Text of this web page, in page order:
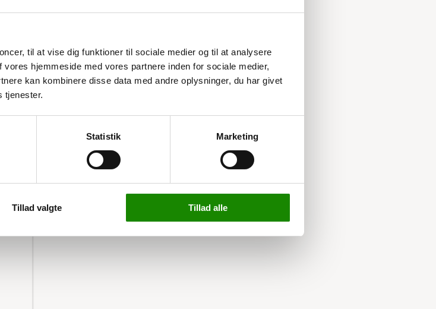
til at vise dig funktioner til sociale medier og til at analysere
hjemmeside med vores partnere inden for sociale medier,
kan kombinere disse data med andre oplysninger, du har givet
tjenester.
Statistik Marketing
Tillad valgte Tillad alle